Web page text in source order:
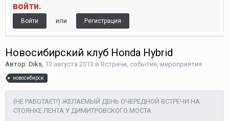
войти.
Войти или Регистрация
Новосибирский клуб Honda Hybrid
Автор: Diks, 13 августа 2013 в Встречи, события, мероприятия
новосибирск
(НЕ РАБОТАЕТ!) ЖЕЛАЕМЫЙ ДЕНЬ ОЧЕРЕДНОЙ ВСТРЕЧИ НА
СТОЯНКЕ ЛЕНТА У ДИМИТРОВСКОГО МОСТА